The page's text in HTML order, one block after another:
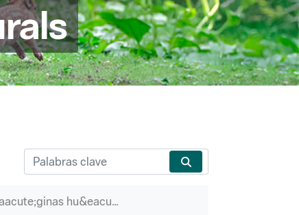
P&aacute;ginas hu&eacute;rfanas